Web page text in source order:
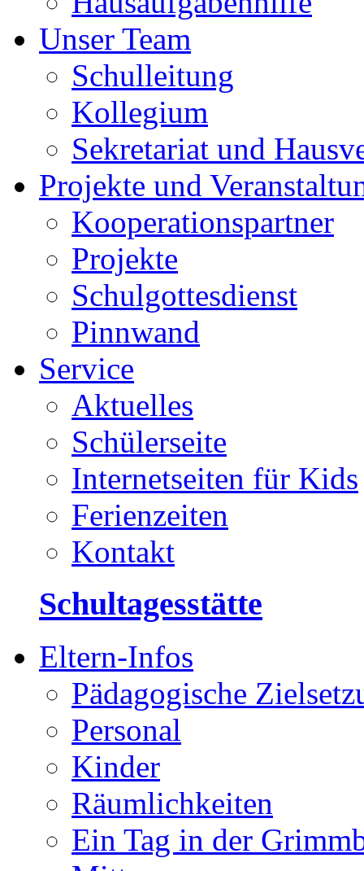
Unser Team
Schulleitung
Kollegium
Sekretariat und
Projekte und
Kooperationspartner
Projekte
Schulgottesdienst
Pinnwand
Service
Aktuelles
Schülerseite
Internetseiten für Kids
Ferienzeiten
Kontakt
Schultagesstätte
Eltern-Infos
Pädagogische
Personal
Kinder
Räumlichkeiten
Ein Tag in der